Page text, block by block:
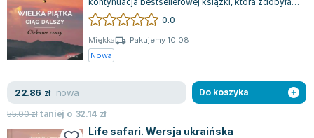
Książki o naukach politycznych dla studentów
Książki do nauk przyrodniczych dla studentów
Książki do nauk społecznych dla studentów
Prawo - książki dla studentów
Technologia żywności - książki
Zarządzanie i marketing - książki
Bolesław Prus
Clive Cussler
Wanda Chotomska
Clive Staples Lewis
Martyna Wojciechowska
Melissa De la Cruz
serca czytelników na całym świeci...
0.0
Miękka
Pakujemy 10.08
Nowa
22.86 zł nowa
55.00złtaniej o 32.14 zł
Do koszyka
Life safari. Wersja ukraińska